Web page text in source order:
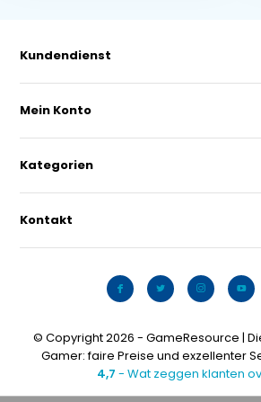
Kundendienst
Mein Konto
Kategorien
Kontakt
© Copyright 2026 - GameResource |
Gamer: faire Preise und exzellenter
4,7 - Wat zeggen klanten